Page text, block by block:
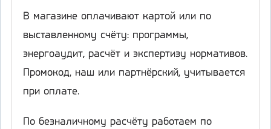
В магазине оплачивают картой или по
выставленному счёту: программы,
энергоаудит, расчёт и экспертизу нормативов.
Промокод, наш или партнёрский, учитывается
при оплате.
По безналичному расчёту работаем по